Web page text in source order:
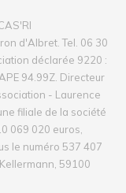
d'Albret. Tel. 06 30
déclarée 9220 :
94.99Z. Directeur
- Laurence
filiale de la société
069 020 euros,
le numéro 537 407
59100